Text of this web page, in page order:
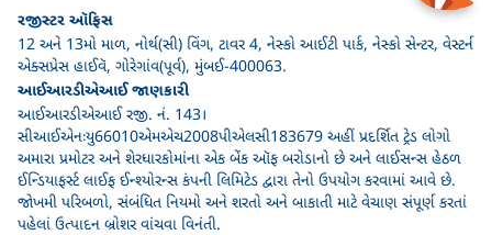
રજીસ્ટર ઑફિસ
12 અને 13મો માળ, નોર્થ(સી) વિંગ, ટાવર 4, નેસ્કો આઈટી પાર્ક, નેસ્કો સેન્ટર, વેસ્ટર્ન
એક્સપ્રેસ હાઈવૅ, ગોરેગાંવ(પૂર્વ), મુંબઈ-400063.
આઈઆરડીએઆઈ જાણકારી
આઈઆરડીએઆઈ રજી. નં. 143।
સીઆઈએનઃયુ66010એમએચ2008પીએલસી183679 અહીં પ્રદર્શિત ટ્રેડ લોગો
અમારા પ્રમોટર અને શેરધારકોમાંના એક બેંક ઑફ બરોડાનો છે અને લાઈસન્સ હેઠળ
ઈન્ડિયાફર્સ્ટ લાઈફ ઈન્શ્યોરન્સ કંપની લિમિટેડ દ્વારા તેનો ઉપયોગ કરવામાં આવે છે.
જોખમી પરિબળો, સંબંધિત નિયમો અને શરતો અને બાકાતી માટે વેચાણ સંપૂર્ણ કરતાં
પહેલાં ઉત્પાદન બ્રોશર વાંચવા વિનંતી.